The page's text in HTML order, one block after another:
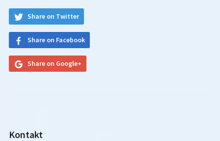
Share on Twitter
Share on Facebook
Share on Google+
Kontakt